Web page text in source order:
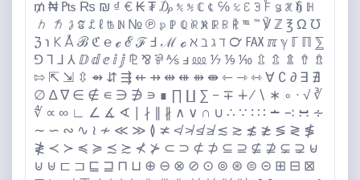
₥ ₦ ₧ ₨ ₪ ₫ € ₭ ₮ ₯ ℀ ℁ ℂ ℄ ℅ ℆ ℇ ℈ ℉ ℊ ℋ ℌ ℍ
ℎ ℏ ℐ ℑ ℒ ℓ ℔ ℕ № ℗ ℘ ℙ ℚ ℛ ℜ ℝ ℞ ℟ ℡ ™️ ℣ ℤ ℥ Ω ℧
ℨ ℩ K Å ℬ ℭ ℮ ℯ ℰ ℱ Ⅎ ℳ ℴ ℵ ℶ ℷ ℸ ℺ ℻ ℼ ℽ ℾ ℿ ⅀
⅁ ⅂ ⅃ ⅄ ⅅ ⅆ ⅇ ⅈ ⅉ ⅊ ⅋ ⅌ ⅍ ⅎ ⅏ ⅐ ⅑ ⅒ ⇫ ⇬ ⇭ ⇮ ⇯
⇰ ⇱ ⇲ ⇳ ⇴ ⇵ ⇶ ⇷ ⇸ ⇹ ⇺ ⇻ ⇼ ⇽ ⇾ ⇿ ∀ ∁ ∂ ∃ ∄
∅ ∆ ∇ ∈ ∉ ∊ ∋ ∌ ∍ ∎ ∏ ∐ ∑ − ∓ ∔ ∕ ∖ ∗ ∘ ∙ √ ∛
∜ ∝ ∞ ∟ ∠ ∡ ∢ ∣ ∤ ∥ ∦ ∧ ∨ ∩ ∪ ∴ ∵ ∶ ∷ ∸ ∹ ∺ ∻
∼ ∽ ∾ ∿ ≀ ≁ ≪ ≫ ≬ ≭ ≮ ≯ ≰ ≱ ≲ ≳ ≴ ≵ ≶ ≷ ≸
≹ ≺ ≻ ≼ ≽ ≾ ≿ ⊀ ⊁ ⊂ ⊃ ⊄ ⊅ ⊆ ⊇ ⊈ ⊉ ⊊ ⊋ ⊌
⊍ ⊎ ⊏ ⊐ ⊑ ⊒ ⊓ ⊔ ⊕ ⊖ ⊗ ⊘ ⊙ ⊚ ⊛ ⊜ ⊝ ⊞ ⊟ ⊠